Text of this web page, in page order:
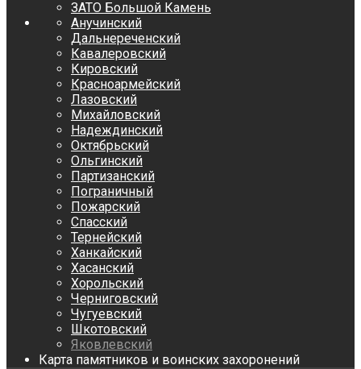
ЗАТО Большой Камень
Анучинский
Дальнереченский
Кавалеровский
Кировский
Красноармейский
Лазовский
Михайловский
Надеждинский
Октябрьский
Ольгинский
Партизанский
Пограничный
Пожарский
Спасский
Тернейский
Ханкайский
Хасанский
Хорольский
Черниговский
Чугуевский
Шкотовский
Яковлевский
Карта памятников и воинских захоронений